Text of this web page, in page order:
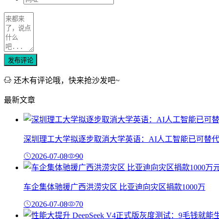
发布评论
还木有评论哦，快来抢沙发吧~
最新文章
深圳理工大学拟逐步取消大学英语：AI人工智能已可替代
2026-07-08 90
车企集体驰援广西洪涝灾区 比亚迪向灾区捐款1000万
2026-07-08 70